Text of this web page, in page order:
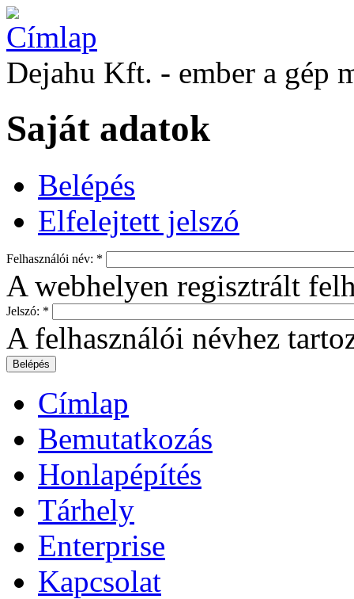
Dejahu Kft. - ember a gép
Saját adatok
Belépés
Elfelejtett jelszó
Felhasználói név: *
A webhelyen regisztrált
Jelszó: *
A felhasználói névhez
Címlap
Bemutatkozás
Honlapépítés
Tárhely
Enterprise
Kapcsolat